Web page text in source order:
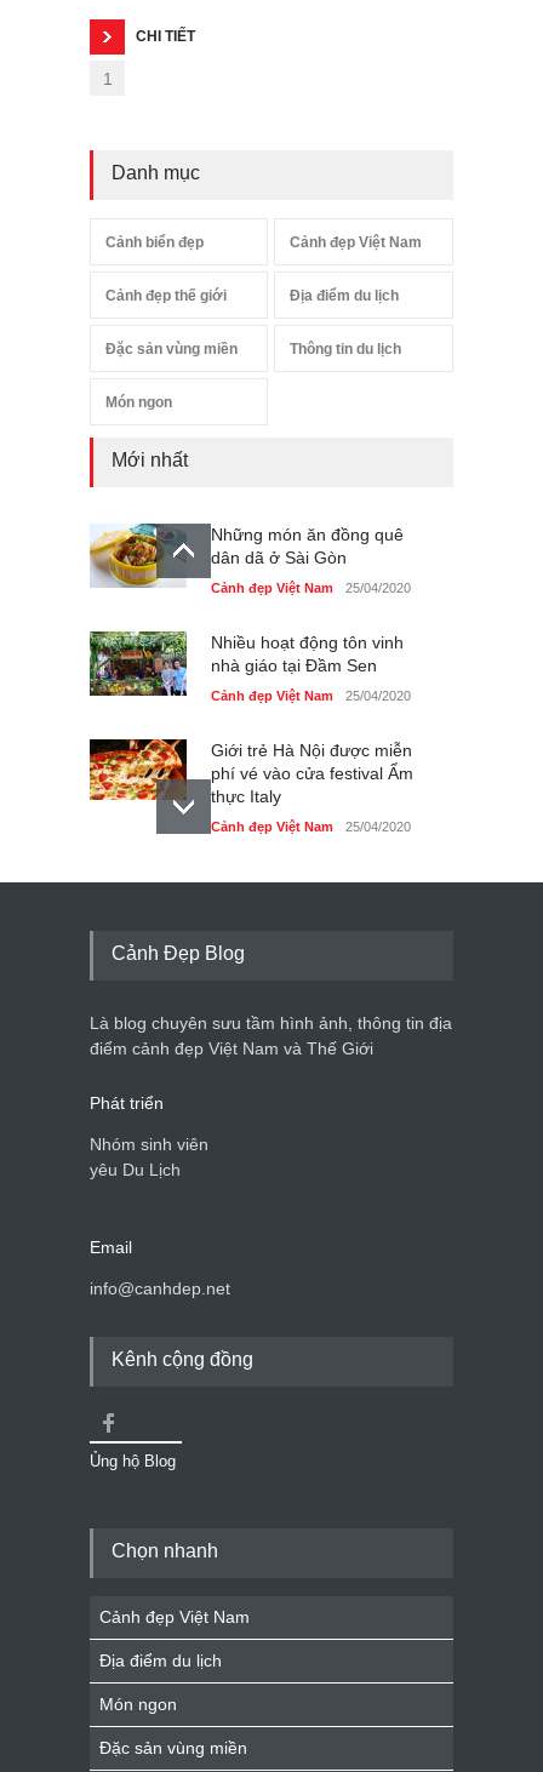
CHI TIẾT
1
Danh mục
Cảnh biển đẹp Cảnh đẹp Việt Nam
Cảnh đẹp thế giới Địa điểm du lịch
Đặc sản vùng miền Thông tin du lịch
Món ngon
Mới nhất
Những món ăn đồng quê
dân dã ở Sài Gòn
Cảnh đẹp Việt Nam 25/04/2020
Nhiều hoạt động tôn vinh
nhà giáo tại Đầm Sen
Cảnh đẹp Việt Nam 25/04/2020
Giới trẻ Hà Nội được miễn
phí vé vào cửa festival Ẩm
thực Italy
Cảnh đẹp Việt Nam 25/04/2020
Tam giác mạch khoe sắc
du lịch quốc gia
Cảnh đẹp Việt Nam 24/04/2020
Cảnh Đẹp Blog
Là blog chuyên sưu tầm hình ảnh, thông tin địa
điểm cảnh đẹp Việt Nam và Thế Giới
Phát triển
Nhóm sinh viên
yêu Du Lịch
Email
info@canhdep.net
Kênh cộng đồng
Ủng hộ Blog
Chọn nhanh
Cảnh đẹp Việt Nam
Địa điểm du lịch
Món ngon
Đặc sản vùng miền